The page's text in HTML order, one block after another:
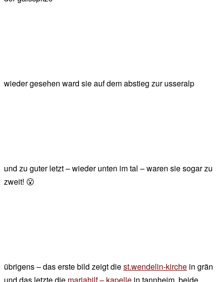
wieder gesehen ward sie auf dem abstieg zur usseralp
und zu guter letzt – wieder unten im tal – waren sie sogar zu
zweit! 😮
übrigens – das erste bild zeigt diest.wendelin-kirche in grän